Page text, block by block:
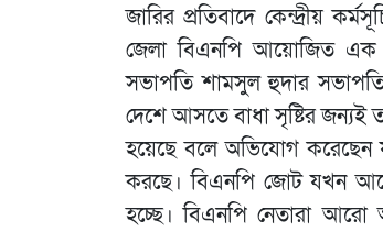
জারির প্রতিবাদে কেন্দ্রীয়
জেলা বিএনপি আয়োজিত এক
সভাপতি শামসুল হুদার
দেশে আসতে বাধা সৃষ্টির জন্যই
হয়েছে বলে অভিযোগ করেছেন
করছে। বিএনপি জোট যখন
হচ্ছে। বিএনপি নেতারা আরো